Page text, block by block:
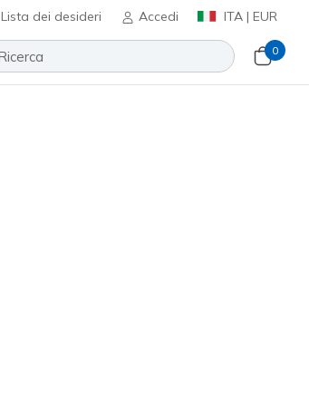
Lista dei desideri Accedi ITA | EUR
0